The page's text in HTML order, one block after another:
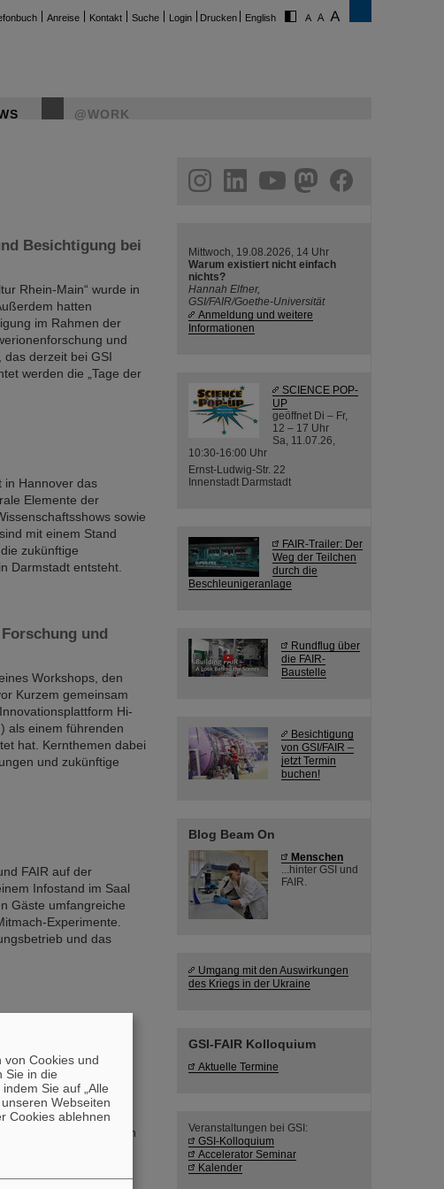
Anreise Kontakt Suche Login Drucken English
@WORK
Besichtigung bei
Rhein-Main“ wurde in
hatten
im Rahmen der
und
das derzeit bei GSI
werden die „Tage der
in Hannover das
Elemente der
sowie
mit einem Stand
zukünftige
Darmstadt entsteht.
und
Workshops, den
Kurzem gemeinsam
Hi-
als einem führenden
hat. Kernthemen dabei
und zukünftige
FAIR auf der
Infostand im Saal
Gäste umfangreiche
Experimente.
und das
ERC)
wichtigsten
in
der
derzeit als Postdoc in
helmholtz.social
facebook
Mittwoch, 19.08.2026, 14 Uhr
Warum existiert nicht einfach
nichts?
Hannah Elfner,
GSI/FAIR/Goethe-Universität
Anmeldung und weitere
Informationen
SCIENCE POP-
UP
geöffnet Di – Fr,
12 – 17 Uhr
Sa, 11.07.26,
10:30-16:00 Uhr
Ernst-Ludwig-Str. 22
Innenstadt Darmstadt
FAIR-Trailer: Der
Weg der Teilchen
durch die
Beschleunigeranlage
Rundflug über
die FAIR-
Baustelle
Besichtigung
von GSI/FAIR –
jetzt Termin
buchen!
Blog Beam On
Menschen
...hinter GSI und
FAIR.
Umgang mit den Auswirkungen
des Kriegs in der Ukraine
GSI-FAIR Kolloquium
Aktuelle Termine
Veranstaltungen bei GSI:
GSI-Kolloquium
Accelerator Seminar
Kalender
von Cookies und
Sie in die
Sie auf „Alle
Webseiten
Cookies ablehnen